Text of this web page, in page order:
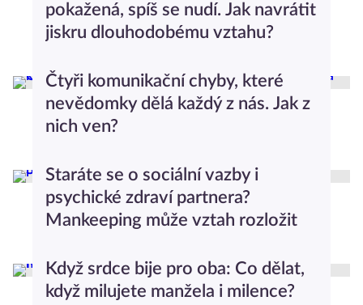
pokažená, spíš se nudí. Jak navrátit
jiskru dlouhodobému vztahu?
Čtyři komunikační chyby, které
nevědomky dělá každý z nás. Jak z
nich ven?
Staráte se o sociální vazby i
psychické zdraví partnera?
Mankeeping může vztah rozložit
Když srdce bije pro oba: Co dělat,
když milujete manžela i milence?